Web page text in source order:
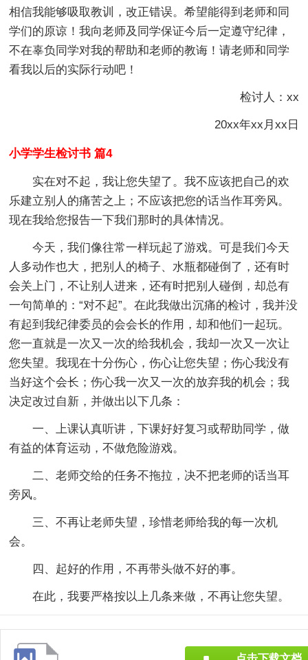
相信我能够吸取教训，改正错误。希望能得到老师和同
学们的原谅！我向老师及同学保证今后一定遵守纪律，
不在辜负同学对我的帮助和老师的教诲！请老师和同学
看我以后的实际行动吧！
检讨人：xx
20xx年xx月xx日
小学学生检讨书 篇4
实在对不起，我让您失望了。我不应该把自己的欢
乐建立别人的痛苦之上；不应该把您的话当作耳旁风。
现在我给您报告一下我们那时的具体情况。
今天，我们像往常一样玩起了游戏。可是我们今天
人多动作也大，把别人的椅子、水瓶都碰倒了，还有时
会关上门，不让别人进来，还有时把别人碰倒，却总有
一句简单的：“对不起”。在此我做出沉痛的检讨，我并没
有起到我纪律委员的会会长的作用，却和他们一起玩。
您一直就是一次又一次的给我机会，我却一次又一次让
您失望。我现在十分伤心，伤心让您失望；伤心我没有
当好这个会长；伤心我一次又一次的放弃我的机会；我
决定改过自新，并做出以下几条：
一、上课认真听讲，下课好好复习或帮助同学，做
有益的体育运动，不做危险游戏。
二、老师交给的任务不拖拉，决不把老师的话当耳
旁风。
三、不再让老师失望，珍惜老师给我的每一次机
会。
四、起好的作用，不再带头做不好的事。
在此，我要严格按以上几条来做，不再让您失望。